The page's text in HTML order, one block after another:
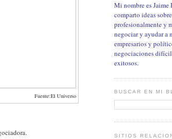
Fuente:El Universo
Mi nombre es Jaime
comparto ideas
profesionalmente y
negociar y ayudar a
empresarios y
negociaciones
exitosos.
BUSCAR EN MI
SITIOS